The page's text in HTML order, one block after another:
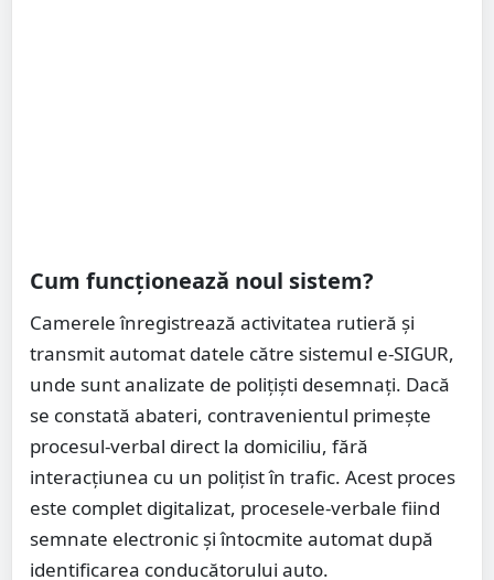
Cum funcționează noul sistem?
Camerele înregistrează activitatea rutieră și
transmit automat datele către sistemul e-SIGUR,
unde sunt analizate de polițiști desemnați. Dacă
se constată abateri, contravenientul primește
procesul-verbal direct la domiciliu, fără
interacțiunea cu un polițist în trafic. Acest proces
este complet digitalizat, procesele-verbale fiind
semnate electronic și întocmite automat după
identificarea conducătorului auto.